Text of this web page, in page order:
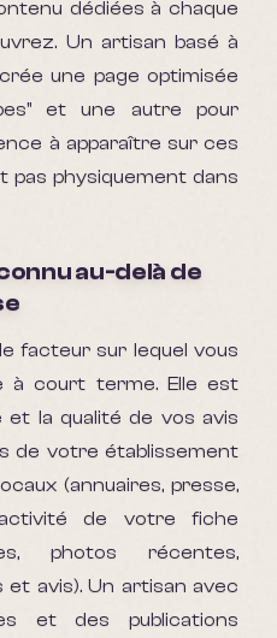
dédiées à chaque
Un artisan basé à
une page optimisée
et une autre pour
à apparaître sur ces
pas physiquement dans
au-delà de
facteur sur lequel vous
à court terme. Elle est
et la qualité de vos avis
de votre établissement
(annuaires, presse,
de votre fiche
photos récentes,
avis). Un artisan avec
et des publications